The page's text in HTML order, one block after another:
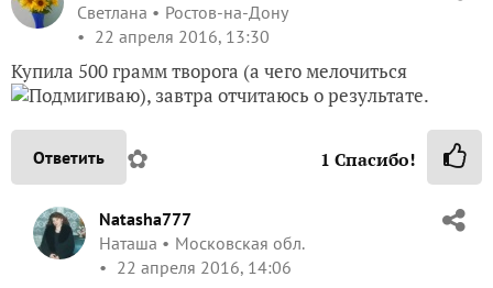
Светлана
Ростов-на-Дону
22 апреля 2016, 13:30
Купила 500 грамм творога (а чего мелочиться
), завтра отчитаюсь о результате.
Ответить ✿ 1 Спасибо!
Natasha777
Наташа
Московская обл.
22 апреля 2016, 14:06